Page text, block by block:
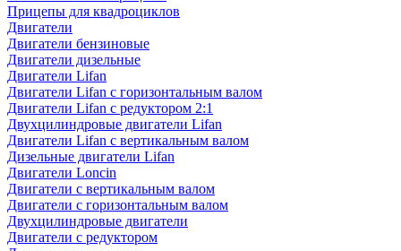
Прицепы для квадроциклов
Двигатели
Двигатели бензиновые
Двигатели дизельные
Двигатели Lifan
Двигатели Lifan с горизонтальным валом
Двигатели Lifan с редуктором 2:1
Двухцилиндровые двигатели Lifan
Двигатели Lifan с вертикальным валом
Дизельные двигатели Lifan
Двигатели Loncin
Двигатели с вертикальным валом
Двигатели с горизонтальным валом
Двухцилиндровые двигатели
Двигатели с редуктором